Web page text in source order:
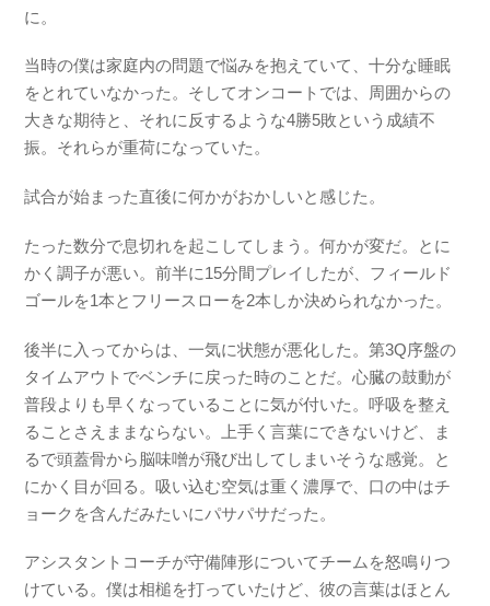
に。
当時の僕は家庭内の問題で悩みを抱えていて、十分な睡眠
をとれていなかった。そしてオンコートでは、周囲からの
大きな期待と、それに反するような4勝5敗という成績不
振。それらが重荷になっていた。
試合が始まった直後に何かがおかしいと感じた。
たった数分で息切れを起こしてしまう。何かが変だ。とに
かく調子が悪い。前半に15分間プレイしたが、フィールド
ゴールを1本とフリースローを2本しか決められなかった。
後半に入ってからは、一気に状態が悪化した。第3Q序盤の
タイムアウトでベンチに戻った時のことだ。心臓の鼓動が
普段よりも早くなっていることに気が付いた。呼吸を整え
ることさえままならない。上手く言葉にできないけど、ま
るで頭蓋骨から脳味噌が飛び出してしまいそうな感覚。と
にかく目が回る。吸い込む空気は重く濃厚で、口の中はチ
ョークを含んだみたいにパサパサだった。
アシスタントコーチが守備陣形についてチームを怒鳴りつ
けている。僕は相槌を打っていたけど、彼の言葉はほとん